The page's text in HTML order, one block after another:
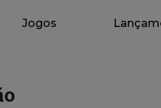
Jogos